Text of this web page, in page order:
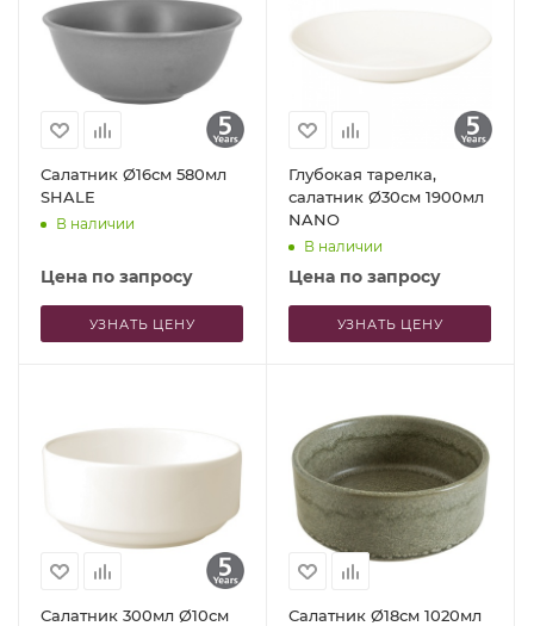
Салатник Ø16см 580мл
SHALE
В наличии
Цена по запросу
УЗНАТЬ ЦЕНУ
Глубокая тарелка,
салатник Ø30см 1900мл
NANO
В наличии
Цена по запросу
УЗНАТЬ ЦЕНУ
Салатник 300мл Ø10см
Салатник Ø18см 1020мл